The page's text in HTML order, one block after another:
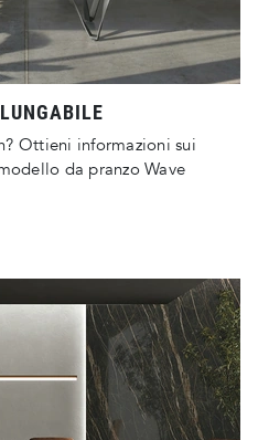
Ottieni informazioni sui
da pranzo Wave